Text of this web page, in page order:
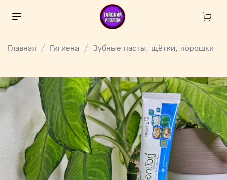
Главная Гигиена Зубные пасты, щётки, порошки